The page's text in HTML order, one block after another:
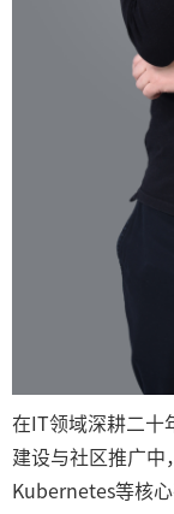
在IT领域深耕二十
建设与社区推广中
Kubernetes等核